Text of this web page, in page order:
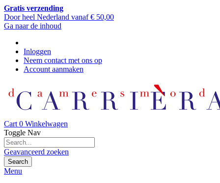
Gratis verzending
Door heel Nederland vanaf € 50,00
Ga naar de inhoud
Inloggen
Neem contact met ons op
Account aanmaken
Cart 0 Winkelwagen
Toggle Nav
Geavanceerd zoeken
Search
Menu